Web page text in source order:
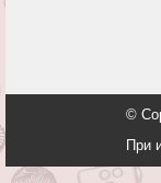
©
При